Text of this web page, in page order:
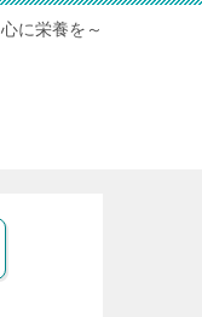
に栄養を～